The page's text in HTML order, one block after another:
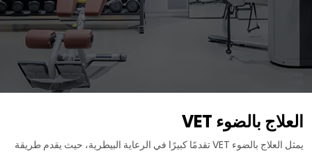
العلاج بالضوء VET
يمثل العلاج بالضوء VET تقدمًا كبيرًا في الرعاية البيطرية، حيث يقدم طريقة